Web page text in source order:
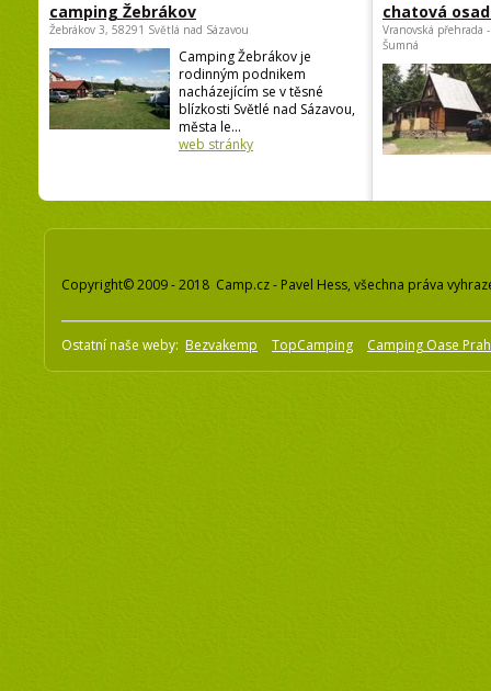
camping Žebrákov
Žebrákov 3, 58291 Světlá nad Sázavou
Camping Žebrákov je
rodinným podnikem
nacházejícím se v těsné
blízkosti Světlé nad Sázavou,
města le...
web stránky
chatová
Vranovská přehrada
Šumná
Copyright© 2009 - 2018 Camp.cz - Pavel Hess, všechna práva
Ostatní naše weby: Bezvakemp TopCamping Camping Oase